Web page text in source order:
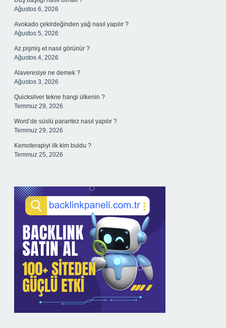
Ağustos 6, 2026
Avokado çekirdeğinden yağ nasıl yapılır ?
Ağustos 5, 2026
Az pişmiş et nasıl görünür ?
Ağustos 4, 2026
Alaveresiye ne demek ?
Ağustos 3, 2026
Quicksilver tekne hangi ülkenin ?
Temmuz 29, 2026
Word’de süslü parantez nasıl yapılır ?
Temmuz 29, 2026
Kemoterapiyi ilk kim buldu ?
Temmuz 25, 2026